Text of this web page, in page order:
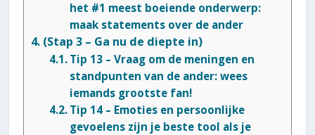
het #1 meest boeiende onderwerp:
maak statements over de ander
(Stap 3 – Ga nu de diepte in)
Tip 13 – Vraag om de meningen en
standpunten van de ander: wees
iemands grootste fan!
Tip 14 – Emoties en persoonlijke
gevoelens zijn je beste tool als je